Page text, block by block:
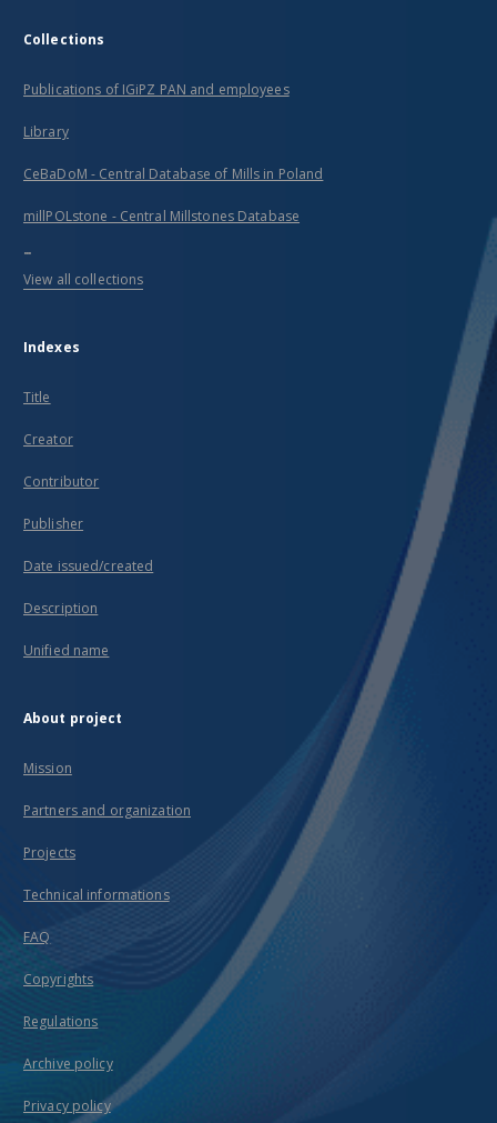
Collections
Publications of IGiPZ PAN and employees
Library
CeBaDoM - Central Database of Mills in Poland
millPOLstone - Central Millstones Database
...
View all collections
Indexes
Title
Creator
Contributor
Publisher
Date issued/created
Description
Unified name
About project
Mission
Partners and organization
Projects
Technical informations
FAQ
Copyrights
Regulations
Archive policy
Privacy policy